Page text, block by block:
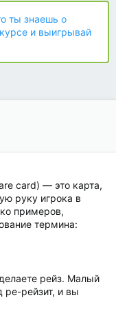
ты знаешь о
и выигрывай
card) — это карта,
руку игрока в
примеров,
термина:
рейз. Малый
ре-рейзит, и вы